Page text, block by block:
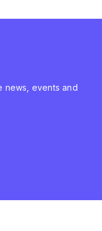
news, events and